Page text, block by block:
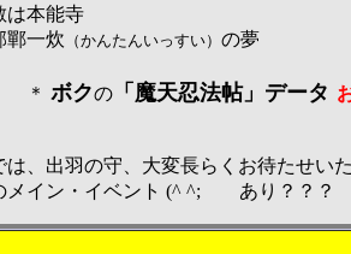
本能寺
一炊 （かんたんいっすい） の夢
＊ ボクの 「魔天忍法帖」データ
は、出羽の守、大変長らくお待たせい
メイン・イベント (^ ^; あり？？？